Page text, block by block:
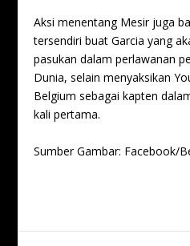
Aksi menentang Mesir juga
tersendiri buat Garcia yang
pasukan dalam perlawanan
Dunia, selain menyaksikan
Belgium sebagai kapten
kali pertama.
Sumber Gambar: Facebook/